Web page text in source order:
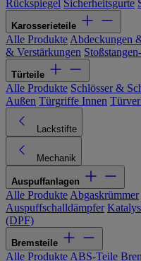
Rückspiegel Sicherheitsgurte
Karosserieteile
Alle Produkte Abdeckungen
& Verstärkungen
Türteile
Alle Produkte Schlösser &
Außen Türgriffe Innen
Lackstifte
Mechanik
Auspuffanlagen
Alle Produkte Abgaskrümmer
Auspuffschalldämpfer
(DPF)
Bremsteile
Alle Produkte ABS-Teile